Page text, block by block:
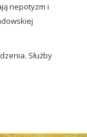
nepotyzm i
Służby